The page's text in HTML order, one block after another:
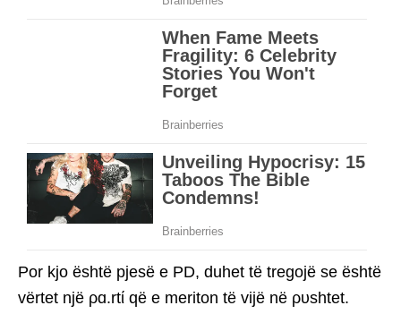
Por kjo është pjesë e PD, duhet të tregojë se është
vërtet një ρɑ.rtί që e meriton të vijë në ρυshtet.